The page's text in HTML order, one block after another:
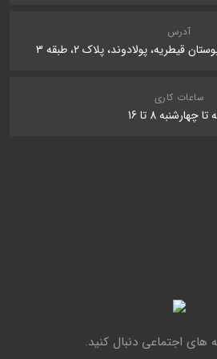
آدرس
قیطریه، پولادوند، پلاک 2، طبقه 3
ساعات کاری
چهارشنبه 8 تا 16
های اجتماعی دنبال کنید.